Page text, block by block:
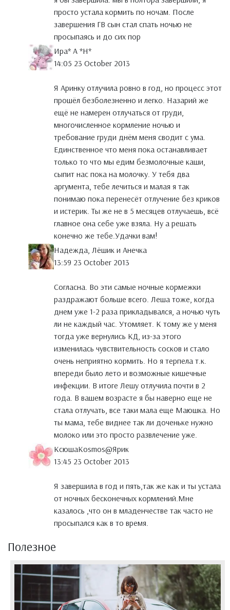
просто устала кормить по ночам. После
завершения ГВ сын стал спать ночью не
просыпаясь и до сих пор
Ира* А *Н*
14:05 23 October 2013
Я Аринку отлучила ровно в год, но процесс этот
прошёл безболезненно и легко. Назарий же
ещё не намерен отлучаться от груди,
многочисленное кормление ночью и
требование груди днём меня сводит с ума.
Единственное что меня пока останавливает
только то что мы едим безмолочные каши,
сыпит нас пока на молочку. У тебя два
аргумента, тебе лечиться и малая я так
понимаю пока перенесёт отлучение без криков
и истерик. Ты же не в 5 месяцев отлучаешь, всё
главное она себе уже взяла. Ну а решать
конечно же тебе.Удачки вам!
Надежда, Лёшик и Анечка
13:59 23 October 2013
Согласна. Во эти самые ночные кормежки
раздражают больше всего. Леша тоже, когда
днем уже 1-2 раза прикладывался, а ночью чуть
ли не каждый час. Утомляет. К тому же у меня
тогда уже вернулись КД, из-за этого
изменилась чувствительность сосков и стало
очень неприятно кормить. Но я терпела т.к.
впереди было лето и возможные кишечные
инфекции. В итоге Лешу отлучила почти в 2
года. В вашем возрасте я бы наверно еще не
стала отлучать, все таки мала еще Маюшка. Но
ты мама, тебе виднее так ли доченьке нужно
молоко или это просто развлечение уже.
КсюшаKosmos@Ярик
13:45 23 October 2013
Я завершила в год и пять,так же как и ты устала
от ночных бесконечных кормлений.Мне
казалось ,что он в младенчестве так часто не
просыпался как в то время.
Полезное